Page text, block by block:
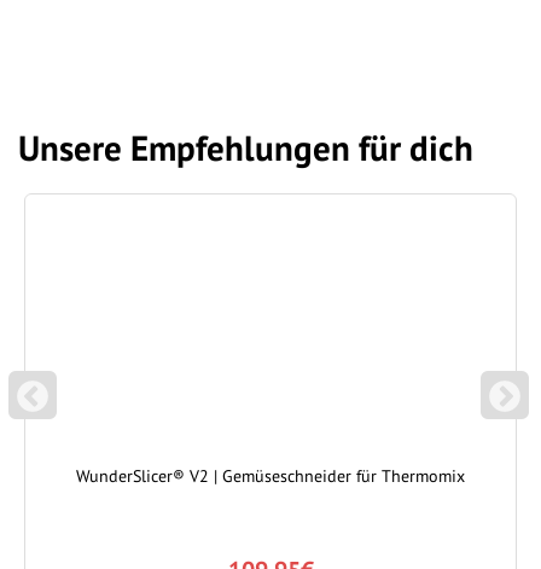
Unsere Empfehlungen für dich
P
REVIOUS
WunderSlicer® V2 | Gemüseschneider für Thermomix
N
EXT